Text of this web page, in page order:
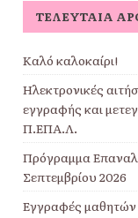
ΤΕΛΕΥΤΑΊΑ
Καλό καλοκαίρι!
Ηλεκτρονικές
εγγραφής και
Π.ΕΠΑ.Λ.
Πρόγραμμα
Σεπτεμβρίου 2026
Εγγραφές μαθητών